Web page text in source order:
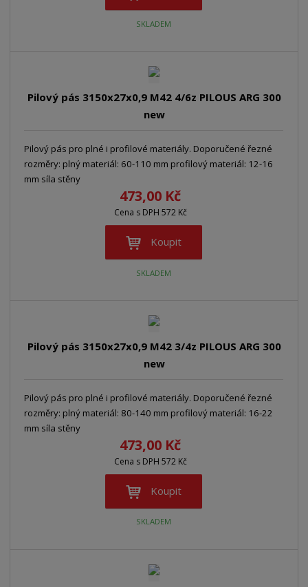
SKLADEM
Pilový pás 3150x27x0,9 M42 4/6z PILOUS ARG 300
new
Pilový pás pro plné i profilové materiály. Doporučené řezné
rozměry: plný materiál: 60-110 mm profilový materiál: 12-16
mm síla stěny
473,00 Kč
Cena s DPH 572 Kč
Koupit
SKLADEM
Pilový pás 3150x27x0,9 M42 3/4z PILOUS ARG 300
new
Pilový pás pro plné i profilové materiály. Doporučené řezné
rozměry: plný materiál: 80-140 mm profilový materiál: 16-22
mm síla stěny
473,00 Kč
Cena s DPH 572 Kč
Koupit
SKLADEM